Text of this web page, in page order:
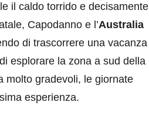
il caldo torrido e decisamente
Capodanno e l’Australia
di trascorrere una vacanza
esplorare la zona a sud della
molto gradevoli, le giornate
esperienza.